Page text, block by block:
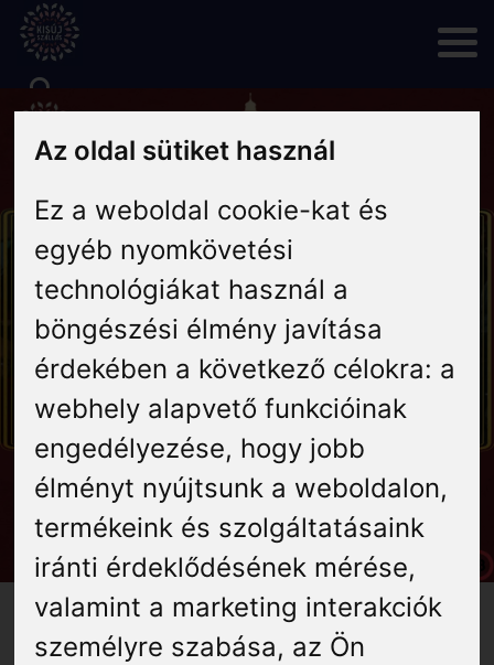
Az oldal sütiket használ
Ez a weboldal cookie-kat és
egyéb nyomkövetési
technológiákat használ a
böngészési élmény javítása
érdekében a következő célokra: a
webhely alapvető funkcióinak
engedélyezése, hogy jobb
élményt nyújtsunk a weboldalon,
termékeink és szolgáltatásaink
iránti érdeklődésének mérése,
valamint a marketing interakciók
személyre szabása, az Ön
Skip
content
Rólunk
Hírek
Programok
Szállás
Vendéglátás
Élmények
Gyógyuljon Kisújon
Galéria